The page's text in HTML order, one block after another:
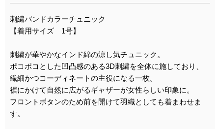
刺繍バンドカラーチュニック
【着用サイズ 1号】
刺繍が華やかなインド綿の涼し気チュニック。
ポコポコとした凹凸感のある3D刺繍を全体に施しており、
繊細かつコーディネートの主役になる一枚。
裾にかけて自然に広がるギャザーが女性らしい印象に。
フロントボタンのため前を開けて羽織としても着まわせま
す。